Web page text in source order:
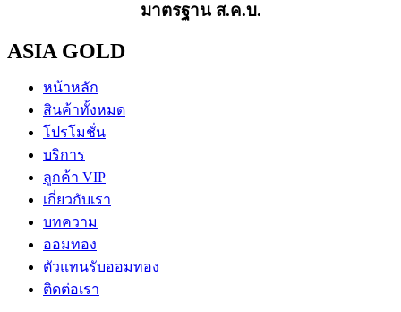
มาตรฐาน ส.ค.บ.
ASIA GOLD
หน้าหลัก
สินค้าทั้งหมด
โปรโมชั่น
บริการ
ลูกค้า VIP
เกี่ยวกับเรา
บทความ
ออมทอง
ตัวแทนรับออมทอง
ติดต่อเรา